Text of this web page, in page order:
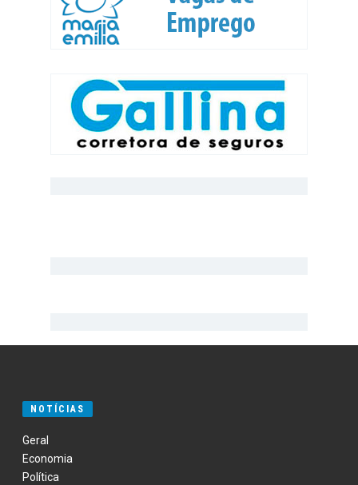
NOTÍCIAS
Geral
Economia
Política